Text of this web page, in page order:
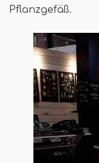
Pflanzgefäß.